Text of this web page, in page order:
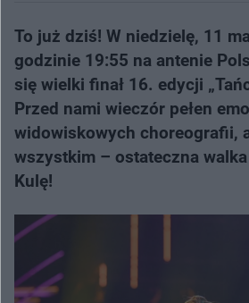
To już dziś! W niedzielę, 11
godzinie 19:55 na antenie
się wielki finał 16. edycji
Przed nami wieczór pełen
widowiskowych choreografii,
wszystkim – ostateczna
Kulę!